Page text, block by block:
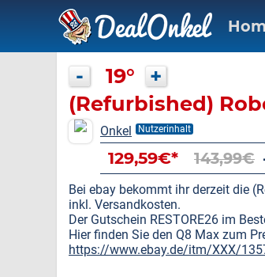
- 19° +
(Refurbished)
Onkel Nutzerinhalt
129,59€* 143,99€
Bei ebay bekommt ihr derzeit die
inkl. Versandkosten.
Der Gutschein RESTORE26 im
Hier finden Sie den Q8 Max zum
https://www.ebay.de/itm/XXX/